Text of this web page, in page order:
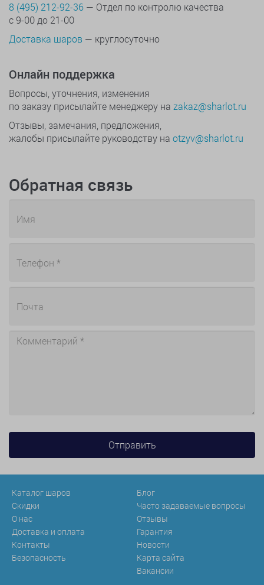
8 (495) 212-92-36 — Отдел по контролю качества
с 9-00 до 21-00
Доставка шаров — круглосуточно
Онлайн поддержка
Вопросы, уточнения, изменения
по заказу присылайте менеджеру на zakaz@sharlot.ru
Отзывы, замечания, предложения,
жалобы присылайте руководству на otzyv@sharlot.ru
Обратная связь
Каталог шаров
Скидки
О нас
Доставка и оплата
Контакты
Безопасность
Блог
Часто задаваемые вопросы
Отзывы
Гарантия
Новости
Карта сайта
Вакансии